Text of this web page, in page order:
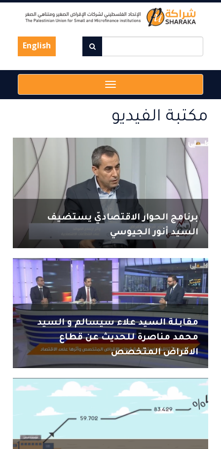
Skip
content
English
Toggle
navigation
مكتبة الفيديو
برنامج الحوار الاقتصاديّ يستضيف
السيد أنور الجيوسي
مقابلة السيد علاء سيسالم و السيد
محمد مناصرة للحديث عن قطاع
الاقراض المتخصص